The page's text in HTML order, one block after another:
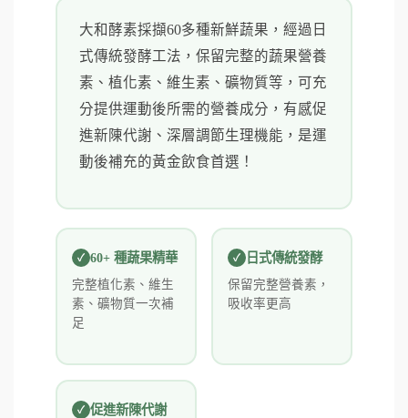
大和酵素採擷60多種新鮮蔬果，經過日
式傳統發酵工法，保留完整的蔬果營養
素、植化素、維生素、礦物質等，可充
分提供運動後所需的營養成分，有感促
進新陳代謝、深層調節生理機能，是運
動後補充的黃金飲食首選！
60+ 種蔬果精華
完整植化素、維生
素、礦物質一次補
足
日式傳統發酵
保留完整營養素，
吸收率更高
促進新陳代謝